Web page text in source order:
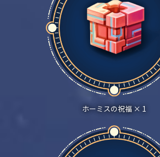
ホーミスの祝福 × 1